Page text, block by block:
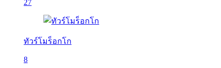
27
ทัวร์โมร็อกโก
8